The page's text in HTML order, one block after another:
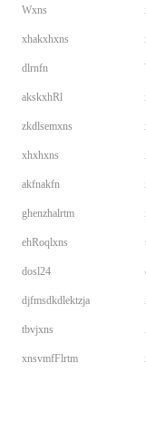
Wxns
xhakxhxns
dlrnfn
akskxhRl
zkdlsemxns
xhxhxns
akfnakfn
ghenzhalrtm
ehRoqlxns
dosl24
djfmsdkdlektzja
tbvjxns
xnsvmfFlrtm